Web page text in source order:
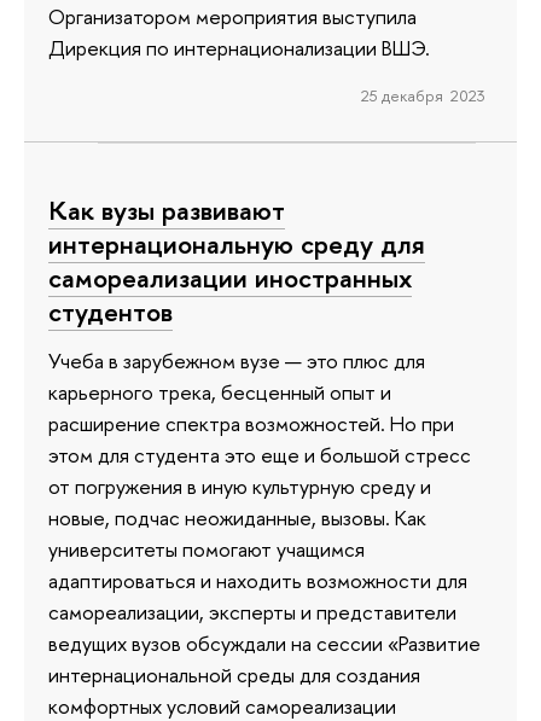
Организатором мероприятия выступила
Дирекция по интернационализации ВШЭ.
25 декабря 2023
Как вузы развивают
интернациональную среду для
самореализации иностранных
студентов
Учеба в зарубежном вузе — это плюс для
карьерного трека, бесценный опыт и
расширение спектра возможностей. Но при
этом для студента это еще и большой стресс
от погружения в иную культурную среду и
новые, подчас неожиданные, вызовы. Как
университеты помогают учащимся
адаптироваться и находить возможности для
самореализации, эксперты и представители
ведущих вузов обсуждали на сессии «Развитие
интернациональной среды для создания
комфортных условий самореализации